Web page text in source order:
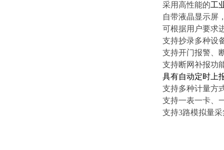
采用高性能的工
自带液晶显示屏
可根据用户要求
支持抄录多种设
支持开门报警、
支持断网补报功
具有自动定时上
支持多种计量方
支持一表一卡、
支持3路模拟量